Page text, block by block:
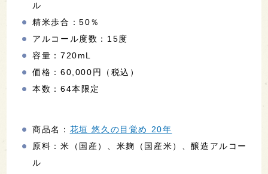
ル
精米歩合：50％
アルコール度数：15度
容量：720mL
価格：60,000円（税込）
本数：64本限定
商品名： 花垣 悠久の目覚め 20年
原料：米（国産）、米麹（国産米）、醸造アルコー
ル